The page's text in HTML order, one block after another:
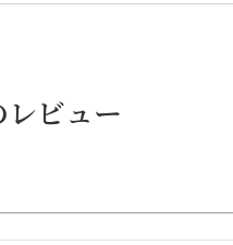
ビュー